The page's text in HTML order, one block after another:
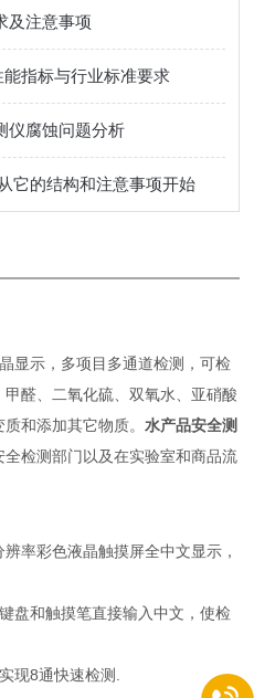
及注意事项
指标与行业标准要求
仪腐蚀问题分析
它的结构和注意事项开始
显示，多项目多通道检测，可检
醛、二氧化硫、双氧水、亚硝酸
质和添加其它物质。水产品安全测
检测部门以及在实验室和商品流
率彩色液晶触摸屏全中文显示，
盘和触摸笔直接输入中文，使检
现8通快速检测.